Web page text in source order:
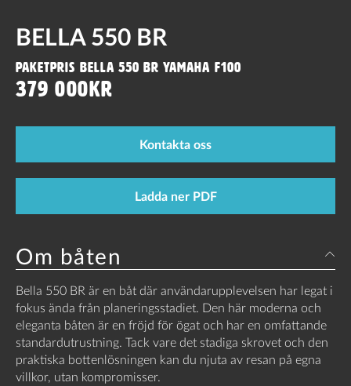
BELLA 550 BR
Paketpris Bella 550 BR Yamaha F100
379 000kr
Kontakta oss
Ladda ner PDF
Om båten
Bella 550 BR är en båt där användarupplevelsen har legat i
fokus ända från planeringsstadiet. Den här moderna och
eleganta båten är en fröjd för ögat och har en omfattande
standardutrustning. Tack vare det stadiga skrovet och den
praktiska bottenlösningen kan du njuta av resan på egna
villkor, utan kompromisser.